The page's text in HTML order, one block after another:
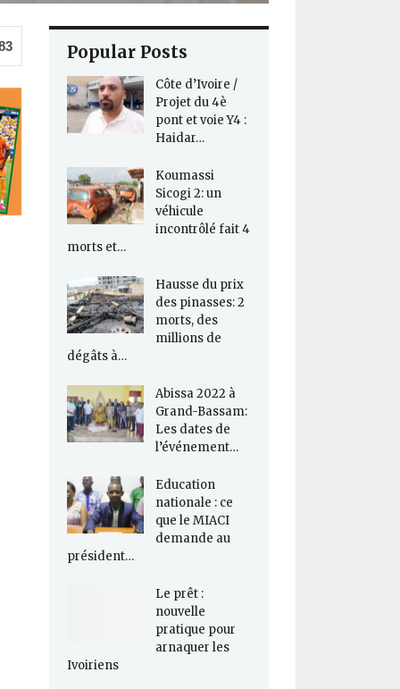
Popular Posts
Côte d’Ivoire /
Projet du 4è
pont et voie Y4 :
Haidar…
Koumassi
Sicogi 2: un
véhicule
incontrôlé fait 4
morts et…
Hausse du prix
des pinasses: 2
morts, des
millions de
dégâts à…
Abissa 2022 à
Grand-Bassam:
Les dates de
l’événement…
Education
nationale : ce
que le MIACI
demande au
président…
Le prêt :
nouvelle
pratique pour
arnaquer les
Ivoiriens